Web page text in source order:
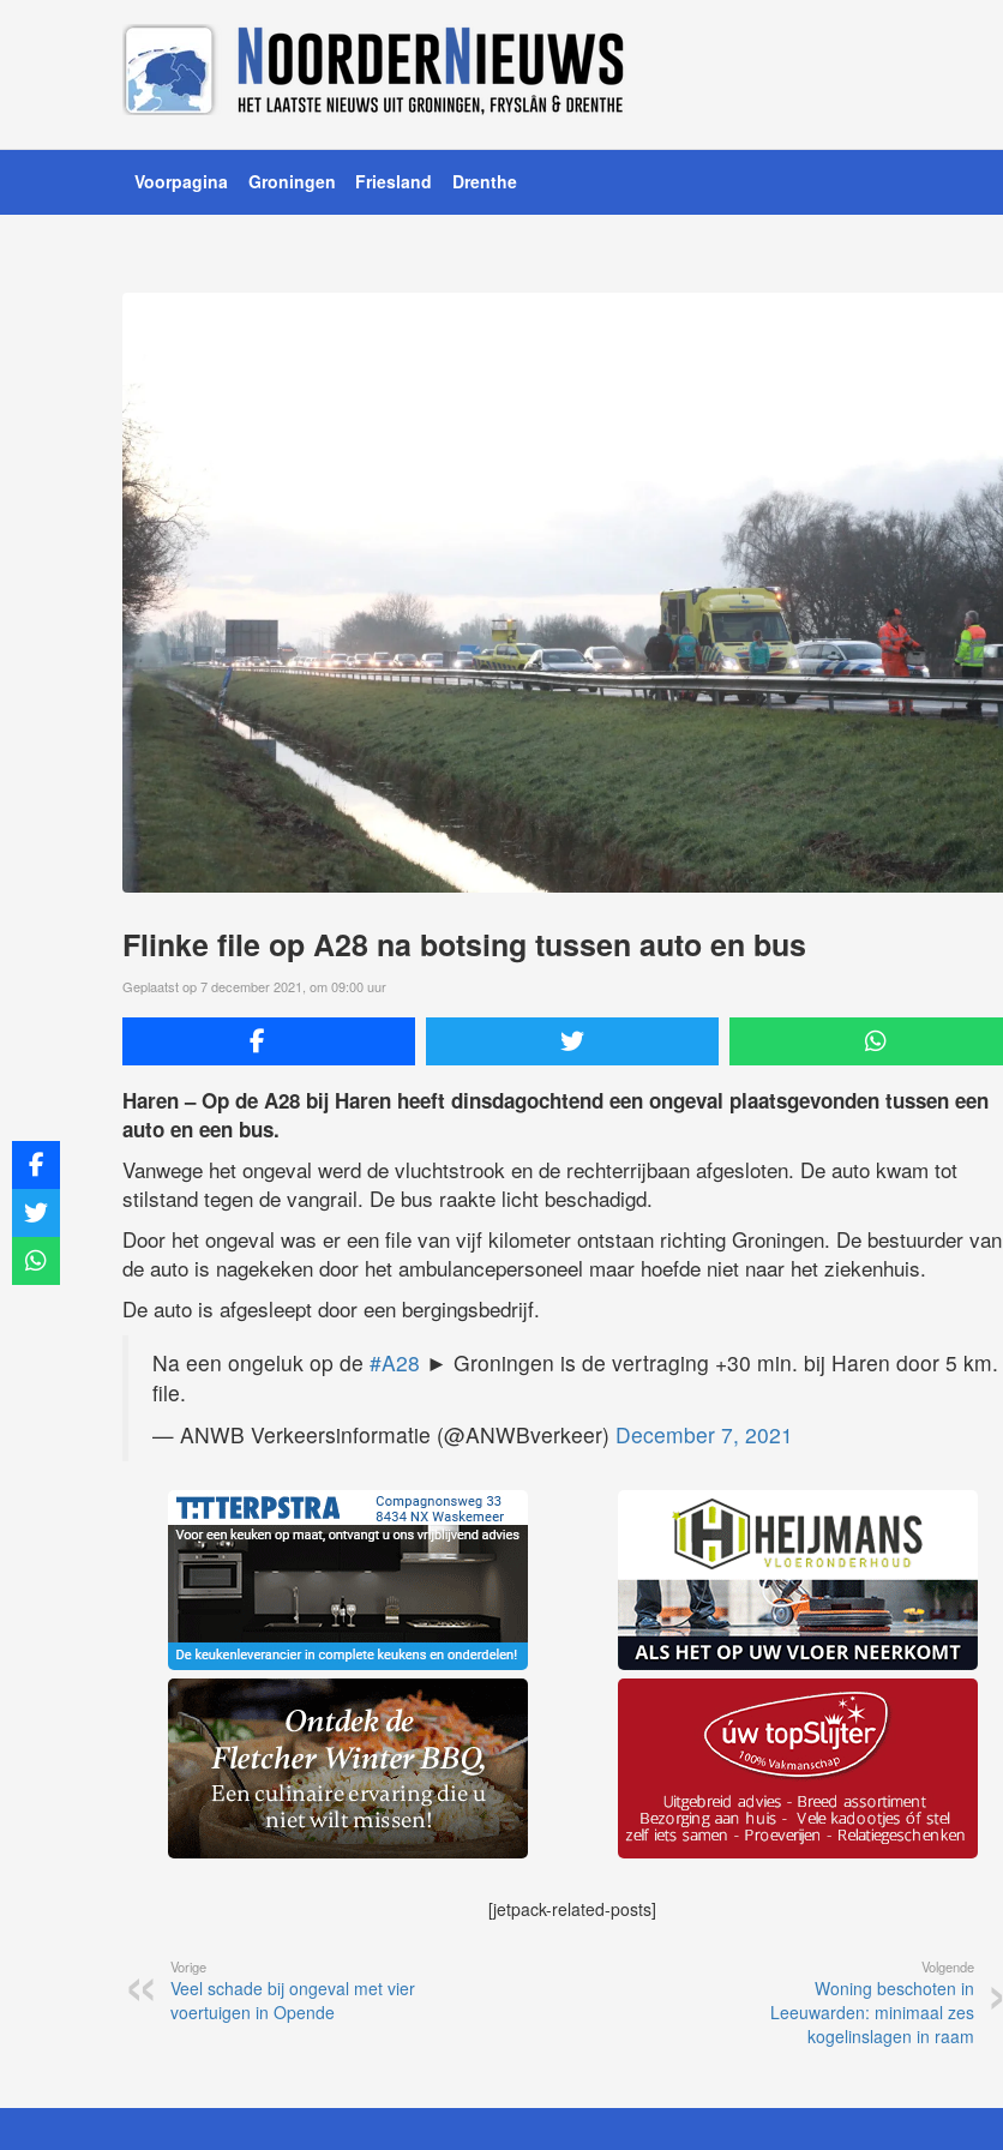
Voorpagina Groningen Friesland Drenthe
Flinke file op A28 na botsing tussen auto en bus
Geplaatst op 7 december 2021, om 09:00 uur
Haren – Op de A28 bij Haren heeft dinsdagochtend een ongeval plaatsgevonden tussen een
auto en een bus.
Vanwege het ongeval werd de vluchtstrook en de rechterrijbaan afgesloten. De auto kwam tot
stilstand tegen de vangrail. De bus raakte licht beschadigd.
Door het ongeval was er een file van vijf kilometer ontstaan richting Groningen. De bestuurder van
de auto is nagekeken door het ambulancepersoneel maar hoefde niet naar het ziekenhuis.
De auto is afgesleept door een bergingsbedrijf.
Na een ongeluk op de #A28 ► Groningen is de vertraging +30 min. bij Haren door 5 km.
file.
— ANWB Verkeersinformatie (@ANWBverkeer) December 7, 2021
[jetpack-related-posts]
Vorige
Veel schade bij ongeval met vier
voertuigen in Opende
Volgende
Woning beschoten in
Leeuwarden: minimaal zes
kogelinslagen in raam